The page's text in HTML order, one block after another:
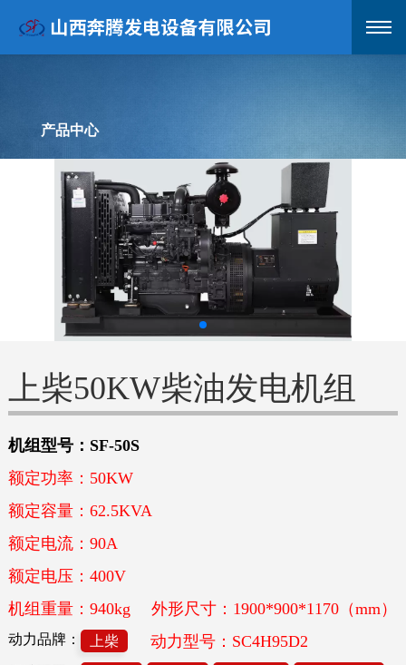
产品中心
上柴50KW柴油发电机组
机组型号：SF-50S
额定功率：50KW
额定容量：62.5KVA
额定电流：90A
额定电压：400V
机组重量：940kg
外形尺寸：1900*900*1170（mm）
动力品牌： 上柴 动力型号：SC4H95D2